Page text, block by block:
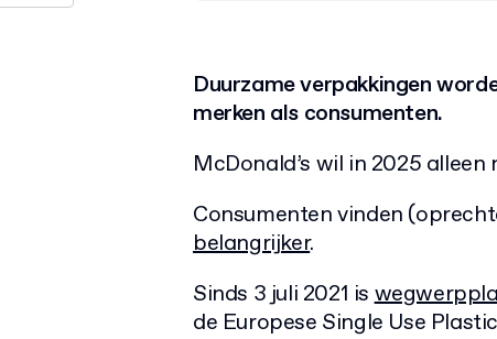
Duurzame verpakkingen
merken als consumenten.
McDonald’s wil in 2025
Consumenten vinden
belangrijker.
Sinds 3 juli 2021 is
de Europese Single Use